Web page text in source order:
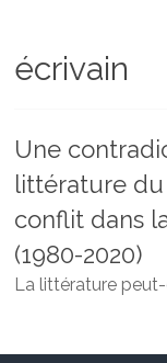
et
chercheurs
Faculté
des
lettres
écrivain
Une
littérature du
conflit dans
(1980-2020)
La littérature